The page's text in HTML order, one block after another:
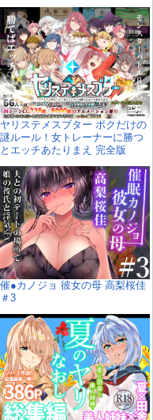
ヤリステメスブター ボクだけの
謎ルール！女トレーナーに勝つ
とエッチあたりまえ 完全版
催●カノジョ 彼女の母 高梨桜佳
＃3